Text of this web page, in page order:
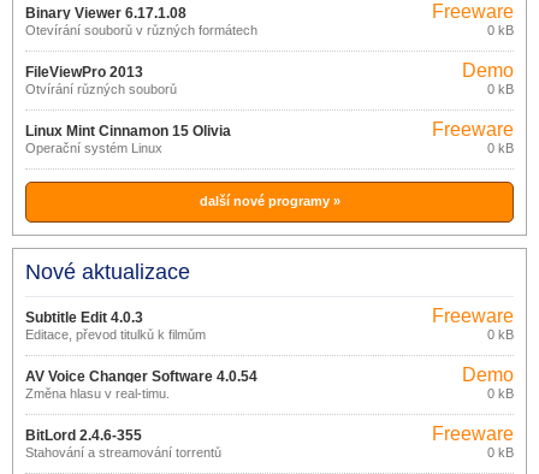
Binary Viewer 6.17.1.08
Otevírání souborů v různých formátech
Freeware
0 kB
FileViewPro 2013
Otvírání různých souborů
Demo
0 kB
Linux Mint Cinnamon 15 Olivia
Operační systém Linux
Freeware
0 kB
další nové programy »
Nové aktualizace
Subtitle Edit 4.0.3
Editace, převod titulků k filmům
Freeware
0 kB
AV Voice Changer Software 4.0.54
Změna hlasu v real-timu.
Demo
0 kB
BitLord 2.4.6-355
Stahování a streamování torrentů
Freeware
0 kB